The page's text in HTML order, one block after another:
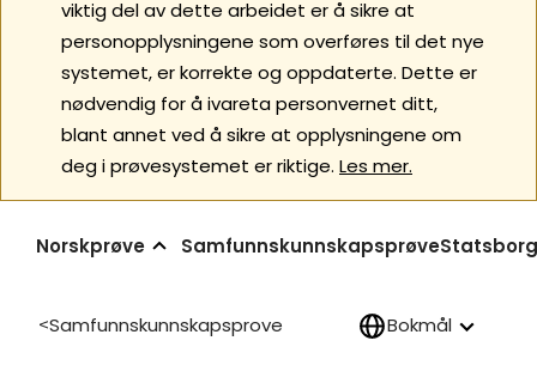
viktig del av dette arbeidet er å sikre at
personopplysningene som overføres til det nye
systemet, er korrekte og oppdaterte. Dette er
nødvendig for å ivareta personvernet ditt,
blant annet ved å sikre at opplysningene om
deg i prøvesystemet er riktige. Les mer.
Norskprøve Samfunnskunnskapsprøve
>Samfunnskunnskapsprove Bokmål